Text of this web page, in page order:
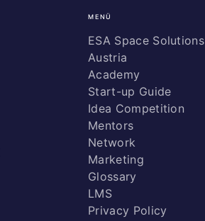
MENÜ
ESA Space Solutions
Austria
Academy
Start-up Guide
Idea Competition
Mentors
Network
Marketing
Glossary
LMS
Privacy Policy